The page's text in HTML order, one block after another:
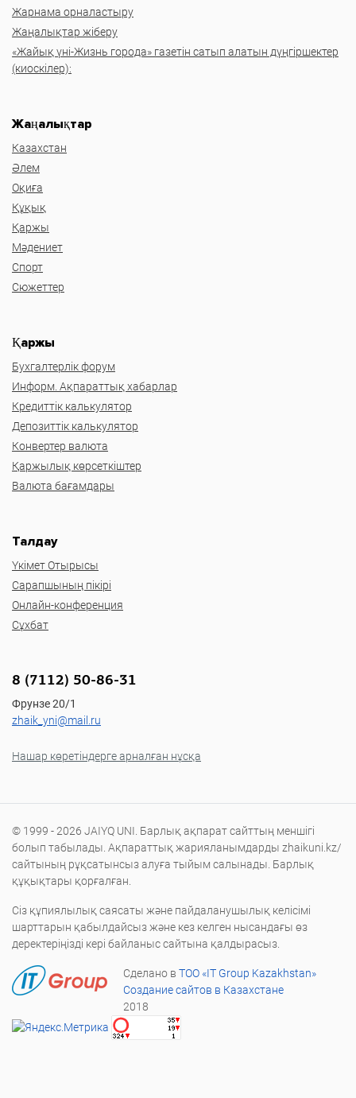
Жарнама орналастыру
Жаңалықтар жіберу
«Жайық үні-Жизнь города» газетін сатып алатын дүңгіршектер
(киоскілер):
Жаңалықтар
Казахстан
Әлем
Оқиға
Құқық
Қаржы
Мәдениет
Спорт
Сюжеттер
Қаржы
Бухгалтерлік форум
Информ. Ақпараттық хабарлар
Кредиттік калькулятор
Депозиттік калькулятор
Конвертер валюта
Қаржылық көрсеткіштер
Валюта бағамдары
Талдау
Үкімет Отырысы
Сарапшының пікірі
Онлайн-конференция
Сұхбат
8 (7112) 50-86-31
Фрунзе 20/1
zhaik_yni@mail.ru
Нашар көретіндерге арналған нұсқа
© 1999 - 2026 JAIYQ UNI. Барлық ақпарат сайттың меншігі
болып табылады. Ақпараттық жарияланымдарды zhaikuni.kz/
сайтының рұқсатынсыз алуға тыйым салынады. Барлық
құқықтары қорғалған.
Сіз құпиялылық саясаты және пайдаланушылық келісімі
шарттарын қабылдайсыз және кез келген нысандағы өз
деректеріңізді кері байланыс сайтына қалдырасыз.
Сделано в ТОО «IT Group Kazakhstan»
Создание сайтов в Казахстане
2018